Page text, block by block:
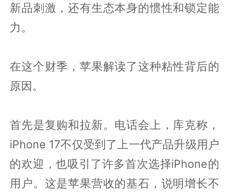
新品刺激，还有生态本身的惯性和锁定能
力。
在这个财季，苹果解读了这种粘性背后的
原因。
首先是复购和拉新。电话会上，库克称，
iPhone 17不仅受到了上一代产品升级用户
的欢迎，也吸引了许多首次选择iPhone的
用户。这是苹果营收的基石，说明增长不